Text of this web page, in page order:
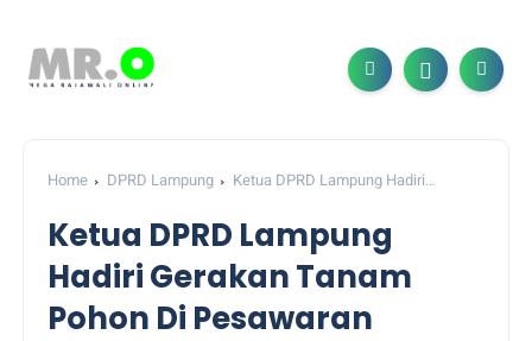
Home DPRD Lampung
Ketua DPRD Lampung Hadiri
Ketua DPRD Lampung
Hadiri Gerakan Tanam
Pohon Di Pesawaran